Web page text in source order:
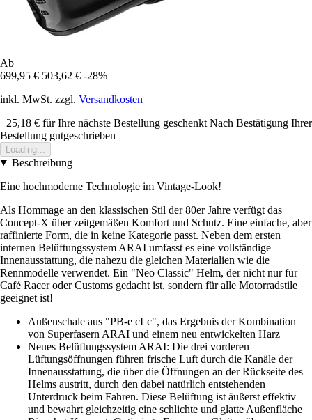
Ab
699,95 € 503,62 € -28%
inkl. MwSt. zzgl. Versandkosten
+25,18 € für Ihre nächste Bestellung geschenkt Nach Bestätigung Ihrer
Bestellung gutgeschrieben
Loading...
Beschreibung
Eine hochmoderne Technologie im Vintage-Look!
Als Hommage an den klassischen Stil der 80er Jahre verfügt das
Concept-X über zeitgemäßen Komfort und Schutz. Eine einfache, aber
raffinierte Form, die in keine Kategorie passt. Neben dem ersten
internen Belüftungssystem ARAI umfasst es eine vollständige
Innenausstattung, die nahezu die gleichen Materialien wie die
Rennmodelle verwendet. Ein "Neo Classic" Helm, der nicht nur für
Café Racer oder Customs gedacht ist, sondern für alle Motorradstile
geeignet ist!
Außenschale aus "PB-e cLc", das Ergebnis der Kombination
von Superfasern ARAI und einem neu entwickelten Harz
Neues Belüftungssystem ARAI: Die drei vorderen
Lüftungsöffnungen führen frische Luft durch die Kanäle der
Innenausstattung, die über die Öffnungen an der Rückseite des
Helms austritt, durch den dabei natürlich entstehenden
Unterdruck beim Fahren. Diese Belüftung ist äußerst effektiv
und bewahrt gleichzeitig eine schlichte und glatte Außenfläche